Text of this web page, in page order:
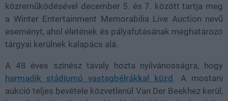
közreműködésével december 5. és 7. között tartja meg
a Winter Entertainment Memorabilia Live Auction nevű
eseményt, ahol életének és pályafutásának meghatározó
tárgyai kerülnek kalapács alá.
A 48 éves színész tavaly hozta nyilvánosságra, hogy
harmadik stádiumú vastagbélrákkal küzd. A mostani
aukció teljes bevétele közvetlenül Van Der Beekhez kerül,